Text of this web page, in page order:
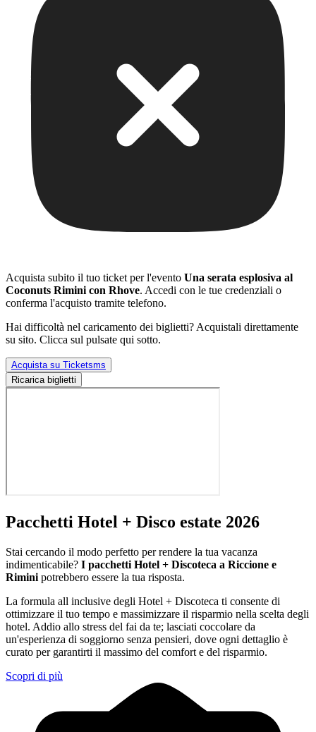
Acquista subito il tuo ticket per l'evento Una serata esplosiva al
Coconuts Rimini con Rhove. Accedi con le tue credenziali o
conferma l'acquisto tramite telefono.
Hai difficoltà nel caricamento dei biglietti? Acquistali direttamente
su sito. Clicca sul pulsate qui sotto.
Acquista su Ticketsms
Ricarica biglietti
Pacchetti Hotel + Disco estate 2026
Stai cercando il modo perfetto per rendere la tua vacanza
indimenticabile? I pacchetti Hotel + Discoteca a Riccione e
Rimini potrebbero essere la tua risposta.
La formula all inclusive degli Hotel + Discoteca ti consente di
ottimizzare il tuo tempo e massimizzare il risparmio nella scelta degli
hotel. Addio allo stress del fai da te; lasciati coccolare da
un'esperienza di soggiorno senza pensieri, dove ogni dettaglio è
curato per garantirti il massimo del comfort e del risparmio.
Scopri di più